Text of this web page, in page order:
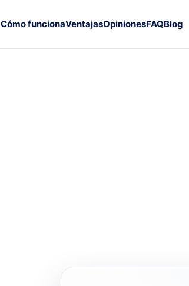
Cómo funcionaVentajasOpinionesFAQBlog